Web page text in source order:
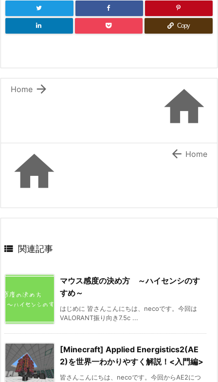
Copy


Home
  Home
 関連記事
マウス感度の決め方 ～ハイセンシのす
すめ～
はじめに 皆さんこんにちは、necoです。今回は
VALORANT振り向き7.5c ...
[Minecraft] Applied Energistics2(AE
2)を世界一わかりやすく解説！<入門編>
皆さんこんにちは、necoです。今回からAE2につ